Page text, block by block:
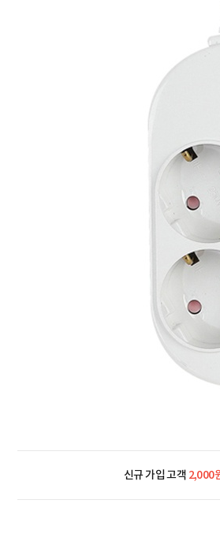
신규 가입 고객 2,000